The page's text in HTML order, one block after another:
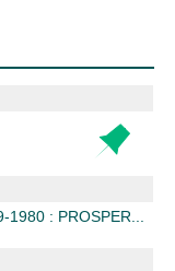
: PROSPER...